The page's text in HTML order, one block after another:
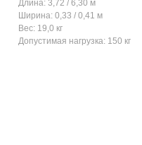
Длина: 3,72 / 6,30 м
Ширина: 0,33 / 0,41 м
Вес: 19,0 кг
Допустимая нагрузка: 150 кг